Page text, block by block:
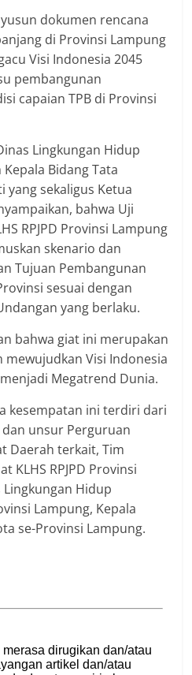
dokumen rencana
di Provinsi Lampung
Visi Indonesia 2045
pembangunan
capaian TPB di Provinsi
Lingkungan Hidup
Bidang Tata
yang sekaligus Ketua
bahwa Uji
RPJPD Provinsi Lampung
skenario dan
Tujuan Pembangunan
sesuai dengan
yang berlaku.
bahwa giat ini merupakan
mewujudkan Visi Indonesia
Megatrend Dunia.
kesempatan ini terdiri dari
unsur Perguruan
Daerah terkait, Tim
KLHS RPJPD Provinsi
Lingkungan Hidup
Lampung, Kepala
se-Provinsi Lampung.